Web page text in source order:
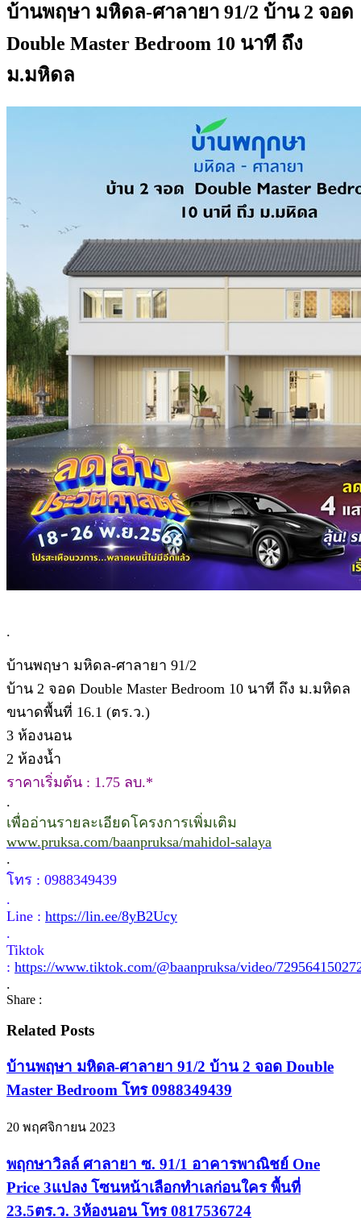
บ้านพฤษา มหิดล-ศาลายา 91/2 บ้าน 2 จอด
Double Master Bedroom 10 นาที ถึง
ม.มหิดล
.
บ้านพฤษา มหิดล-ศาลายา 91/2
บ้าน 2 จอด Double Master Bedroom 10 นาที ถึง ม.มหิดล
ขนาดพื้นที่ 16.1 (ตร.ว.)
3 ห้องนอน
2 ห้องน้ำ
ราคาเริ่มต้น : 1.75 ลบ.*
.
เพื่ออ่านรายละเอียดโครงการเพิ่มเติม
www.pruksa.com/baanpruksa/mahidol-salaya
.
โทร : 0988349439
.
Line : https://lin.ee/8yB2Ucy
.
Tiktok
: https://www.tiktok.com/@baanpruksa/video/
.
Share :
Related Posts
บ้านพฤษา มหิดล-ศาลายา 91/2 บ้าน 2 จอด Double
Master Bedroom โทร 0988349439
20 พฤศจิกายน 2023
พฤกษาวิลล์ ศาลายา ซ. 91/1 อาคารพาณิชย์ One
Price 3แปลง โซนหน้าเลือกทำเลก่อนใคร พื้นที่
23.5ตร.ว. 3ห้องนอน โทร 0817536724